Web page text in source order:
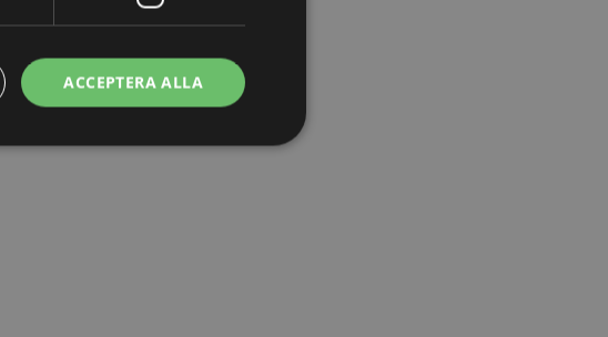
har
ACCEPTERA ALLA